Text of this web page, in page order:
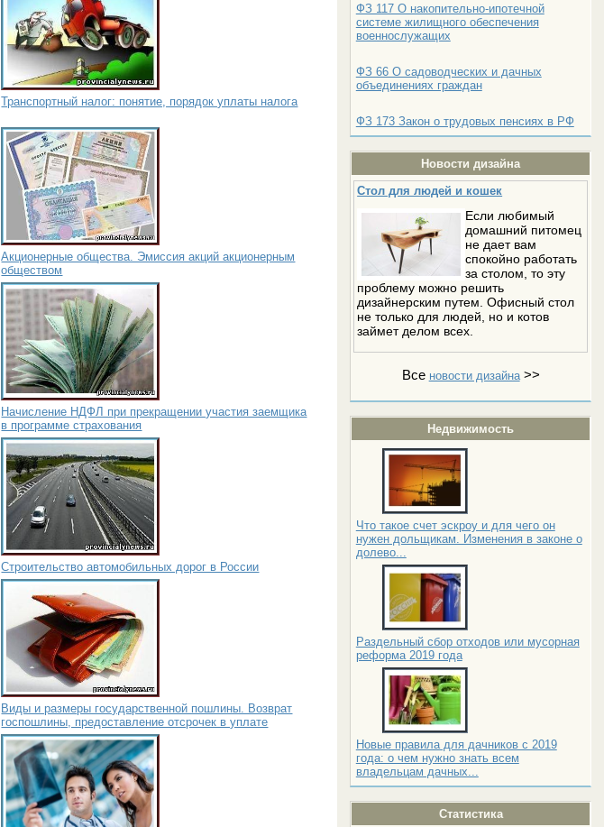
ФЗ 117 О накопительно-ипотечной
системе жилищного обеспечения
военнослужащих
ФЗ 66 О садоводческих и дачных
объединениях граждан
ФЗ 173 Закон о трудовых пенсиях в РФ
Новости дизайна
Стол для людей и кошек
Если любимый
домашний питомец
не дает вам
спокойно работать
за столом, то эту
проблему можно решить
дизайнерским путем. Офисный стол
не только для людей, но и котов
займет делом всех.
Все новости дизайна>>
Недвижимость
Что такое счет эскроу и для чего он
нужен дольщикам. Изменения в законе о
долево...
Раздельный сбор отходов или мусорная
реформа 2019 года
Новые правила для дачников с 2019
года: о чем нужно знать всем
владельцам дачных...
Статистика
Транспортный налог: понятие, порядок уплаты налога
Акционерные общества. Эмиссия акций акционерным
обществом
Начисление НДФЛ при прекращении участия заемщика
в программе страхования
Строительство автомобильных дорог в России
Виды и размеры государственной пошлины. Возврат
госпошлины, предоставление отсрочек в уплате